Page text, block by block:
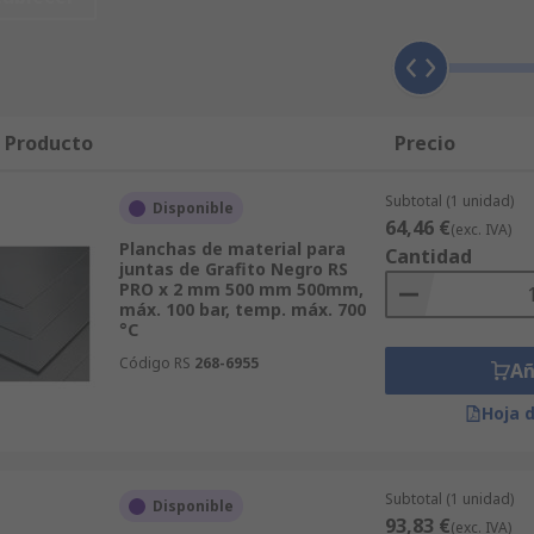
y perfiles de sus artículos para que usted pueda ver
los 600 € en Láminas para Juntas o cualquier otro
decidirse entre productos de marcas distintas?
fabricante, disponibilidad u otras características. La
de alta gama hasta los productos básicos pero
de nuestra gama de Mantenimiento, Mecánica y
de RS incluye Neumática, Hidráulica y Transmisión de
rápida y eficiente. Por último, para cualquier
Producto Precio
Disponible
Planchas de material para
juntas de Grafito Negro RS
PRO x 2 mm 500 mm 500mm,
máx. 100 bar, temp. máx. 700
°C
Código RS 268-6955
Subtotal (1 unidad)
64,46 €(exc. IVA)
Cantidad
Hoja
Disponible Subtotal (1 unidad)
93,83 €(exc. IVA)